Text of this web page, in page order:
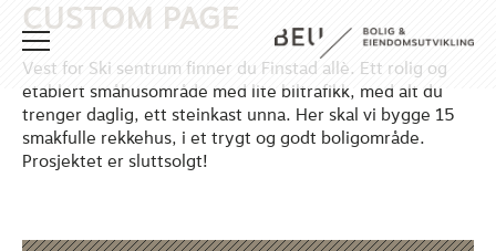
CUSTOM PAGE
Vest for Ski sentrum finner du Finstad allè. Ett rolig og
etablert småhusområde med lite biltrafikk, med alt du
trenger daglig, ett steinkast unna. Her skal vi bygge 15
smakfulle rekkehus, i et trygt og godt boligområde.
Prosjektet er sluttsolgt!